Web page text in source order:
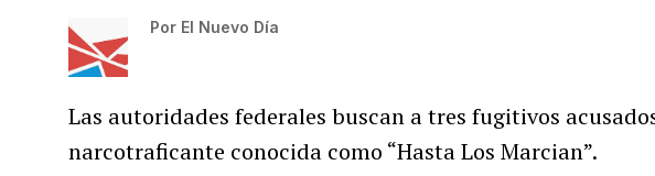
Por El Nuevo Día
Las autoridades federales buscan a tres fugitivos
narcotraficante conocida como “Hasta Los Marcian”.